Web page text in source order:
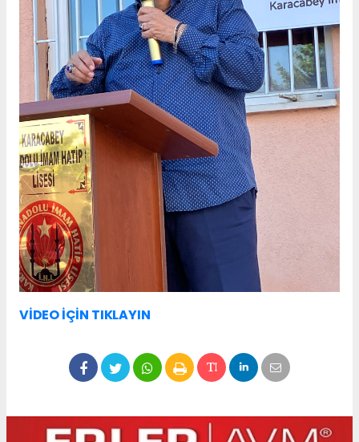
VİDEO İÇİN TIKLAYIN